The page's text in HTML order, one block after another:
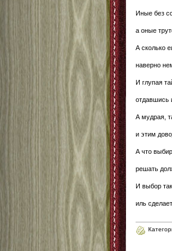
Иные без
а оные
А сколько
наверно
И глупая
отдавшись
А мудрая,
и этим
А что
решать
И выбор
иль